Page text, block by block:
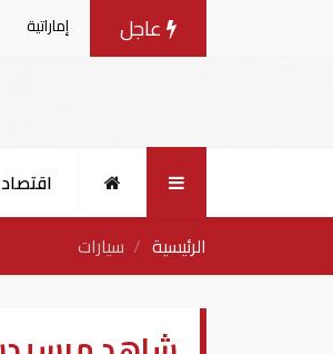
عاجل
استهداف إيران لناقلة إماراتية
اقتصاد
الرئيسية
سيارات